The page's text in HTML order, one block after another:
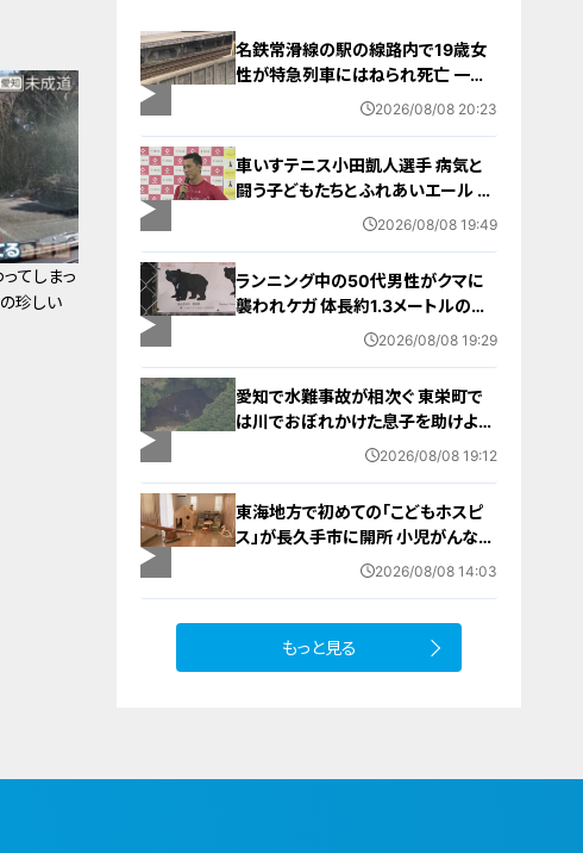
てしまっ
珍しい
名鉄常滑線の駅の線路内で19歳女
性が特急列車にはねられ死亡 一部
区間で一時運転見合わせに お盆休
2026/08/08 20:23
車いすテニス小田凱人選手 病気と
闘う子どもたちとふれあいエール ス
ポーツの楽しさ伝える 名古屋・緑区
2026/08/08 19:49
ランニング中の50代男性がクマに
襲われケガ 体長約1.3メートルのツ
キノワグマに腕や足をかまれる 「つ
岐阜・高山市
2026/08/08 19:29
愛知で水難事故が相次ぐ 東栄町で
は川でおぼれかけた息子を助けよう
とし父親が心肺停止の状態で搬送
2026/08/08 19:12
東海地方で初めての「こどもホスピ
ス」が長久手市に開所 小児がんなど
重い病気の子どもと家族を支える施
2026/08/08 14:03
もっと見る